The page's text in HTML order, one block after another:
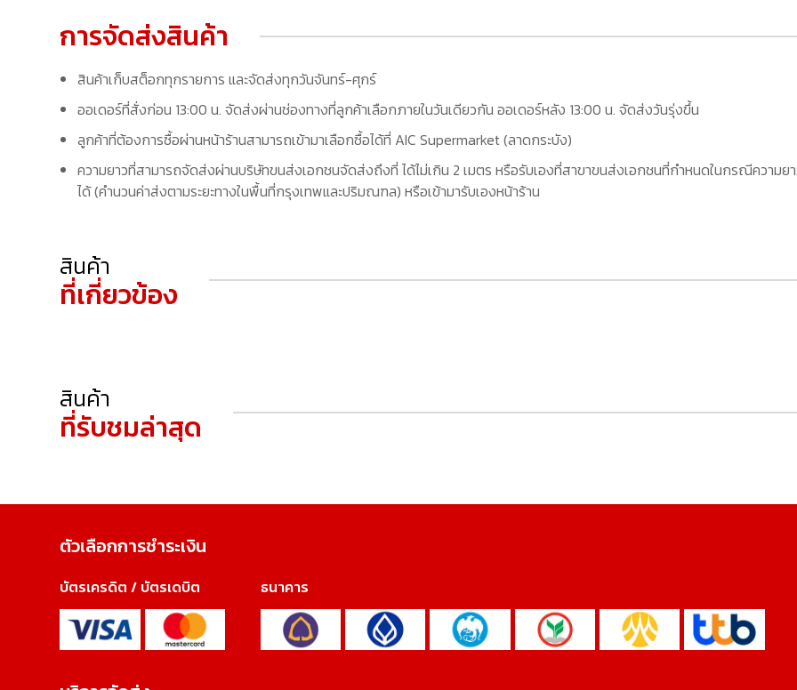
การจัดส่งสินค้า
สินค้าเก็บสต็อกทุกรายการ และจัดส่งทุกวันจันทร์-ศุกร์
ออเดอร์ที่สั่งก่อน 13:00 น. จัดส่งผ่านช่องทางที่ลูกค้าเลือกภายในวันเดียวกัน ออเดอร์หลัง 13:00 น. จัดส่งวันรุ่งขึ้น
ลูกค้าที่ต้องการซื้อผ่านหน้าร้านสามารถเข้ามาเลือกซื้อได้ที่ AIC Supermarket (ลาดกระบัง)
ความยาวที่สามารถจัดส่งผ่านบริษัทขนส่งเอกชนจัดส่งถึงที่ ได้ไม่เกิน 2 เมตร หรือรับเองที่สาขาขนส่งเอกชนที่กำหนดในกรณีความ
ได้ (คำนวนค่าส่งตามระยะทางในพื้นที่กรุงเทพและปริมณฑล) หรือเข้ามารับเองหน้าร้าน
สินค้า
ที่เกี่ยวข้อง
สินค้า
ที่รับชมล่าสุด
ตัวเลือกการชำระเงิน
บัตรเครดิต / บัตรเดบิต ธนาคาร